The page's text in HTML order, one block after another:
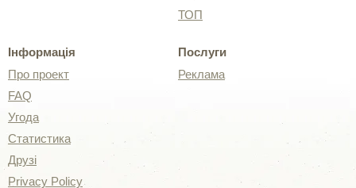
ТОП
Інформація
Про проект
FAQ
Угода
Статистика
Друзі
Privacy Policy
Послуги
Реклама